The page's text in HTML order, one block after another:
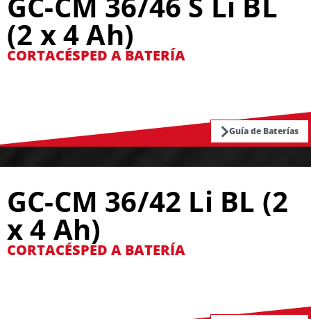
(2 x 4 Ah)
CORTACÉSPED A BATERÍA
Guía de Baterías
GC-CM 36/42 Li BL (2
x 4 Ah)
CORTACÉSPED A BATERÍA